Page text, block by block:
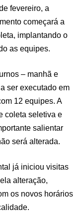
fevereiro, a
começará a
implantando o
as equipes.
– manhã e
ser executado em
12 equipes. A
coleta seletiva e
salientar
será alterada.
já iniciou visitas
alteração,
os novos horários